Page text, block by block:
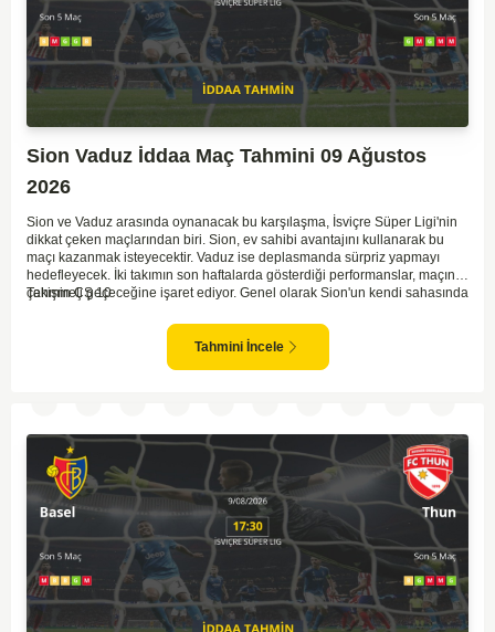
Sion Vaduz İddaa Maç Tahmini 09 Ağustos
2026
Sion ve Vaduz arasında oynanacak bu karşılaşma, İsviçre Süper Ligi'nin
dikkat çeken maçlarından biri. Sion, ev sahibi avantajını kullanarak bu
maçı kazanmak isteyecektir. Vaduz ise deplasmanda sürpriz yapmayı
hedefleyecek. İki takımın son haftalarda gösterdiği performanslar, maçın
çekişmeli geçeceğine işaret ediyor. Genel olarak Sion'un kendi sahasında
savunmadaki disiplini, maçın kolay geçmeyeceğini gösteriyor.
Tahmin ÇŞ 10
Tahmini İncele